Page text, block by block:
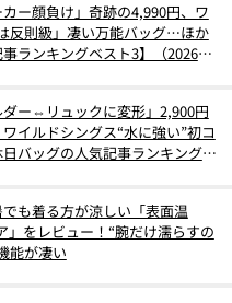
ー顔負け」奇跡の4,990円、ワ
反則級」凄い万能バッグ…ほか
事ランキングベスト3】（2026年
ー⇔リュックに変形」2,900円
イルドシングス“水に強い”初コ
バッグの人気記事ランキングベ
でも着る方が涼しい「表面温
をレビュー！“腕だけ濡らすの
能が凄い